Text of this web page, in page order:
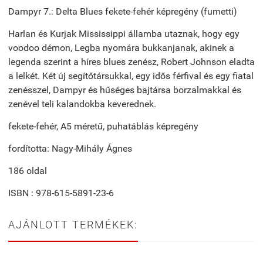
Dampyr 7.: Delta Blues fekete-fehér képregény (fumetti)
Harlan és Kurjak Mississippi államba utaznak, hogy egy
voodoo démon, Legba nyomára bukkanjanak, akinek a
legenda szerint a híres blues zenész, Robert Johnson eladta
a lelkét. Két új segítőtársukkal, egy idős férfival és egy fiatal
zenésszel, Dampyr és hűséges bajtársa borzalmakkal és
zenével teli kalandokba keverednek.
fekete-fehér, A5 méretű, puhatáblás képregény
fordította: Nagy-Mihály Ágnes
186 oldal
ISBN : 978-615-5891-23-6
AJÁNLOTT TERMÉKEK: